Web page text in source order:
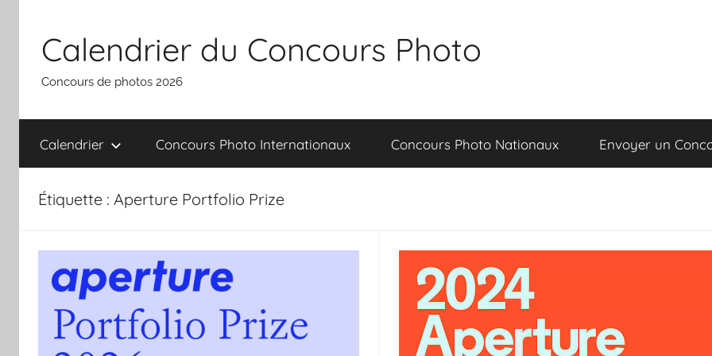
contenu
Calendrier du Concours Photo
Concours de photos 2026
Calendrier Concours Photo Internationaux Concours Photo Nationaux Envoyer un
Étiquette : Aperture Portfolio Prize